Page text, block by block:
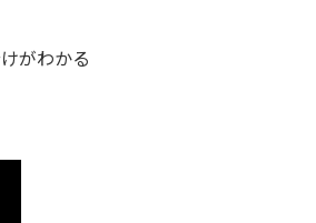
がわかる